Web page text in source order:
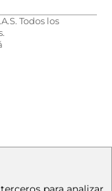
Todos los